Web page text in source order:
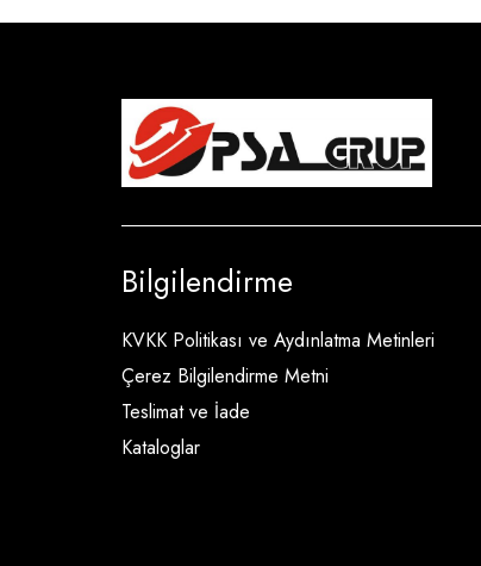
Bilgilendirme
KVKK Politikası ve Aydınlatma Metinleri
Çerez Bilgilendirme Metni
Teslimat ve İade
Kataloglar